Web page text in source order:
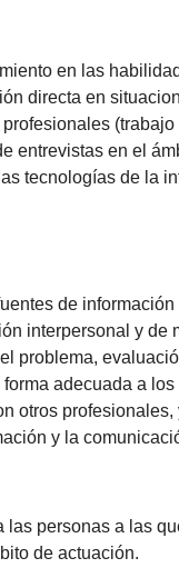
en las
directa en
entrevistas en el
tecnologías de la
de información
interpersonal y
problema,
adecuada a
otros
y la
personas a las
de actuación.